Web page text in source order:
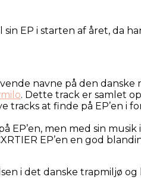
EP i starten af året, da
navne på den danske
. Dette track er samlet
nye tracks at finde på
EP’en, men med sin
EP’en en god
i det danske trapmiljø